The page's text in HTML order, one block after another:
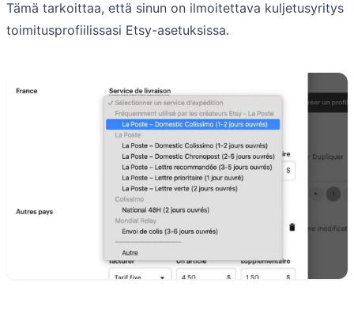
Tämä tarkoittaa, että sinun on ilmoitettava kuljetusyritys
toimitusprofiilissasi Etsy-asetuksissa.